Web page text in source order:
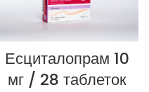
Есциталопрам 10
мг / 28 таблеток